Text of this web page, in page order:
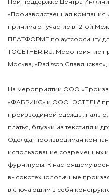
«Производственная
принимают участие в 12-ой
ПЛАТФОРМЕ по аутсорсингу
TOGETHER.RU. Мероприятие
Москва, «Radisson Славянская»,
На мероприятии ООО
«ФАБРИКС» и ООО "ЭСТЕЛЬ"
производимой одежды:
платья, блузки из текстиля и
Одежда, производимая
использование современных
фурнитуры. К настоящему
высокотехнологичные
включающим в себя